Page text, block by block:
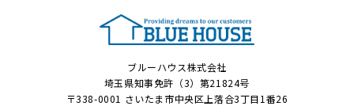
ブルーハウス株式会社
埼玉県知事免許（3）第21824号
〒338-0001 さいたま市中央区上落合3丁目1番26